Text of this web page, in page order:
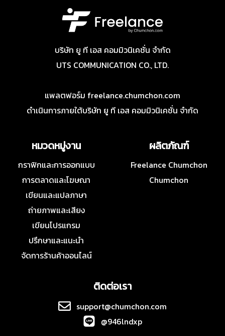
บริษัท ยู ที เอส คอมมิวนิเคชั่น จำกัด
UTS COMMUNICATION CO., LTD.
แพลตฟอร์ม freelance.chumchon.com
ดำเนินการภายใต้บริษัท ยู ที เอส คอมมิวนิเคชั่น จำกัด
หมวดหมู่งาน
กราฟิกและการออกแบบ
การตลาดและโฆษณา
เขียนและแปลภาษา
ถ่ายภาพและเสียง
เขียนโปรแกรม
ปรึกษาและแนะนำ
จัดการร้านค้าออนไลน์
ผลิตภัณฑ์
Freelance Chumchon
Chumchon
ติดต่อเรา
support@chumchon.com
@946lndxp